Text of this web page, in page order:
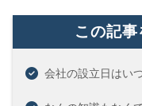
この記
会社の設立日はい